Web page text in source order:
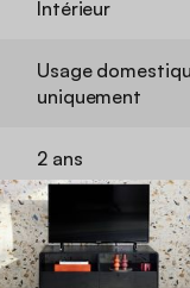
Intérieur
Usage
uniquement
2 ans
Le produit est
monter soi-
est fournie